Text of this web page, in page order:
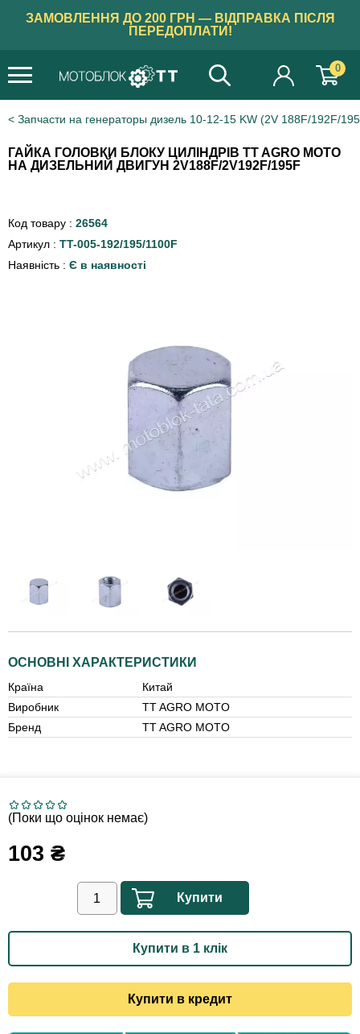
ЗАМОВЛЕННЯ ДО 200 ГРН — ВІДПРАВКА ПІСЛЯ
ПЕРЕДОПЛАТИ!
0
Запчасти на генераторы дизель 10-12-15 KW (2V 188F/192F/
ГАЙКА ГОЛОВКИ БЛОКУ ЦИЛІНДРІВ TT AGRO MOTO
НА ДИЗЕЛЬНИЙ ДВИГУН 2V188F/2V192F/195F
Код товару : 26564
Артикул : TT-005-192/195/1100F
Наявність : Є в наявності
ОСНОВНІ ХАРАКТЕРИСТИКИ
Країна
Китай
Виробник
TT AGRO MOTO
Бренд
TT AGRO MOTO
(Поки що оцінок немає)
103 ₴
Купити
Купити в 1 клік
Купити в кредит